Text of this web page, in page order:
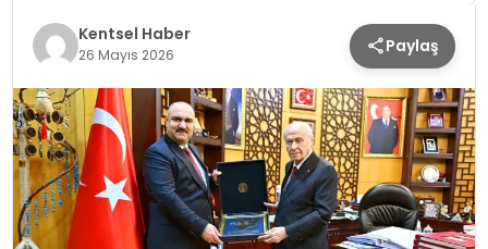
TEKNOLOJI
MAGAZIN
KÜLTÜR & SANAT
SPOR
Kentsel Haber
26 Mayıs 2026 Paylaş